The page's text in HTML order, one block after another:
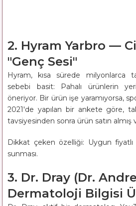
2. Hyram Yarbro —
"Genç Sesi"
Hyram, kısa sürede milyonlarca
sebebi basit: Pahalı ürünlerin
öneriyor. Bir ürün işe yaramıyorsa,
2021'de yapılan bir ankete göre,
tavsiyesinden sonra ürün satın almış
Dikkat çeken özelliği: Uygun
sunması.
3. Dr. Dray (Dr.
Dermatoloji Bilgisi